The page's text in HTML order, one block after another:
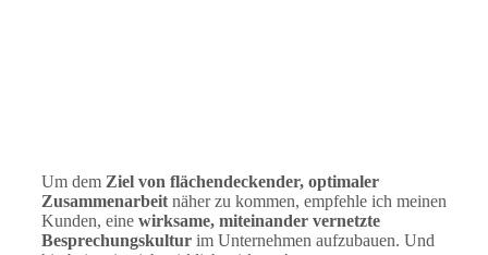
Um dem Ziel von flächendeckender, optimaler
Zusammenarbeit näher zu kommen, empfehle ich meinen
Kunden, eine wirksame, miteinander vernetzte
Besprechungskultur im Unternehmen aufzubauen. Und